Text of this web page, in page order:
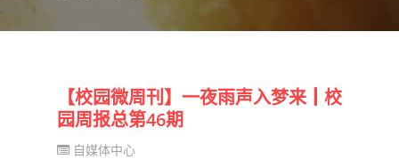
【校园微周刊】一夜雨声入梦来┃校
园周报总第46期
自媒体中心